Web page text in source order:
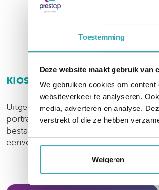
Toestemming
Deze website maakt gebruik van
We gebruiken cookies om
websiteverkeer te analyseren.
media, adverteren en analyse.
verstrekt of die ze hebben
Weigeren
KIOSK EVOLUTION 32" P PAY
Uitgerust met Full HD touchscreen in
portrait. Aan de voorzijde 4 mm glas,
bestaande uit één deel en daarmee
eenvoudig schoon te houden.